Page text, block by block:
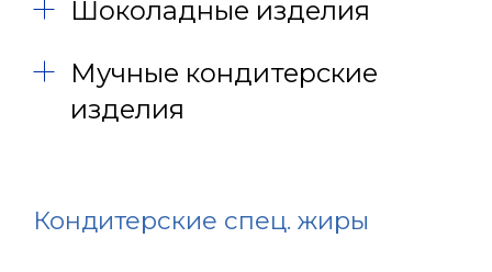
Шоколадные изделия
Мучные кондитерские
изделия
Кондитерские спец. жиры